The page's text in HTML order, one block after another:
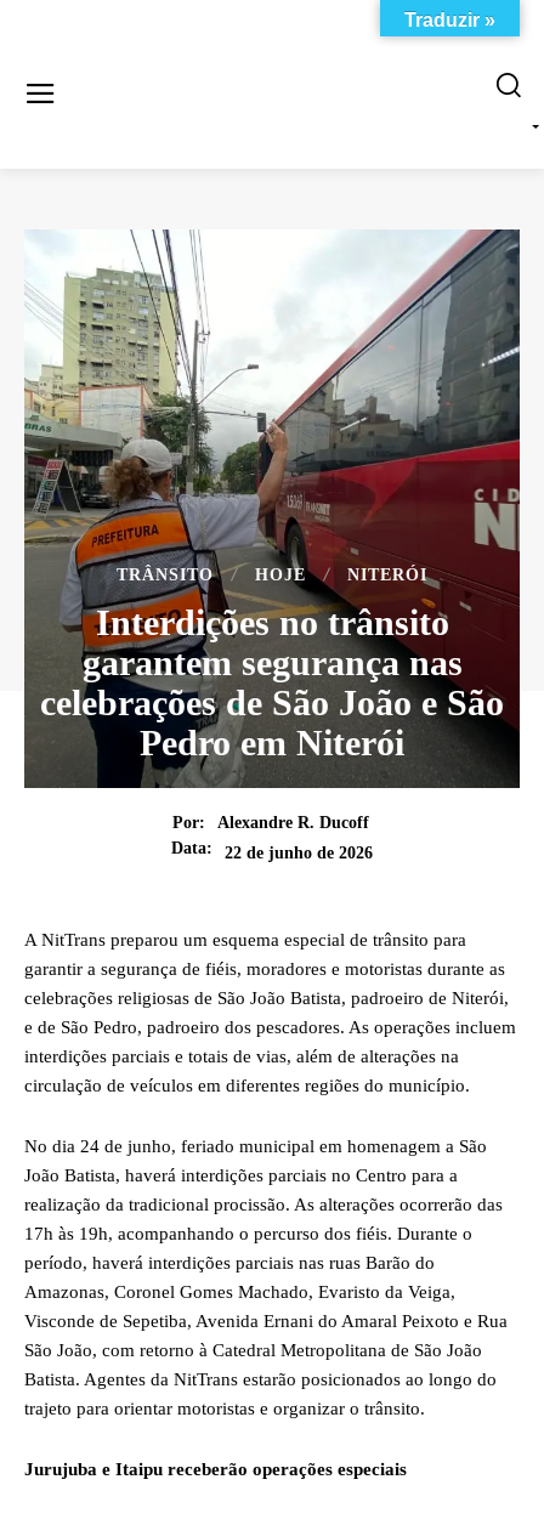
TRÂNSITO HOJE NITERÓI
Interdições no trânsito
garantem segurança nas
celebrações de São João e São
Pedro em Niterói
Por:
Alexandre R. Ducoff
Data:
22 de junho de 2026
A NitTrans preparou um esquema especial de trânsito para
garantir a segurança de fiéis, moradores e motoristas durante as
celebrações religiosas de São João Batista, padroeiro de Niterói,
e de São Pedro, padroeiro dos pescadores. As operações incluem
interdições parciais e totais de vias, além de alterações na
circulação de veículos em diferentes regiões do município.
No dia 24 de junho, feriado municipal em homenagem a São
João Batista, haverá interdições parciais no Centro para a
realização da tradicional procissão. As alterações ocorrerão das
17h às 19h, acompanhando o percurso dos fiéis. Durante o
período, haverá interdições parciais nas ruas Barão do
Amazonas, Coronel Gomes Machado, Evaristo da Veiga,
Visconde de Sepetiba, Avenida Ernani do Amaral Peixoto e Rua
São João, com retorno à Catedral Metropolitana de São João
Batista. Agentes da NitTrans estarão posicionados ao longo do
trajeto para orientar motoristas e organizar o trânsito.
Jurujuba e Itaipu receberão operações especiais
Traduzir »